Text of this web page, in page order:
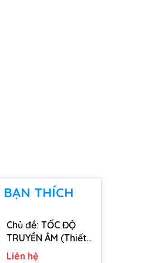
BẠN THÍCH
Chủ đề: TỐC ĐỘ
TRUYỀN ÂM (Thiết
bị, dụng cụ, vật tư
Liên hệ